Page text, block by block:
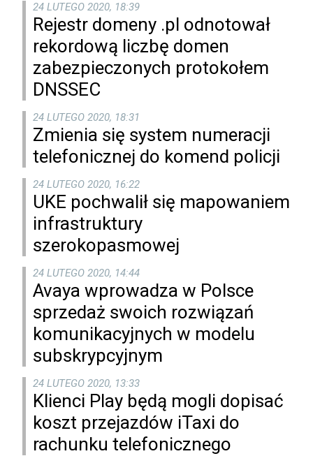
24 LUTEGO 2020, 18:39
Rejestr domeny .pl odnotował
rekordową liczbę domen
zabezpieczonych protokołem
DNSSEC
24 LUTEGO 2020, 18:31
Zmienia się system numeracji
telefonicznej do komend policji
24 LUTEGO 2020, 16:22
UKE pochwalił się mapowaniem
infrastruktury
szerokopasmowej
24 LUTEGO 2020, 14:44
Avaya wprowadza w Polsce
sprzedaż swoich rozwiązań
komunikacyjnych w modelu
subskrypcyjnym
24 LUTEGO 2020, 13:33
Klienci Play będą mogli dopisać
koszt przejazdów iTaxi do
rachunku telefonicznego